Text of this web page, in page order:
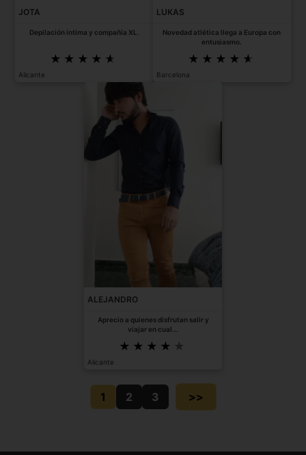
JOTA
Depilación íntima y compañía XL.
Alicante
LUKAS
Novedad atlética llega a Europa con
entusiasmo.
Barcelona
ALEJANDRO
Aprecio a quienes disfrutan salir y
viajar en cual...
Alicante
1 2 3 >>